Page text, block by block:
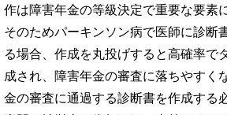
作は障害年金の等級決定で重要な要素
そのためパーキンソン病で医師に診断
る場合、作成を丸投げすると高確率で
成され、障害年金の審査に落ちやすく
金の審査に通過する診断書を作成する